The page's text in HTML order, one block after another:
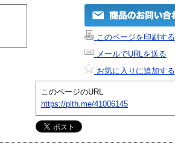
このページを印刷する
メールでURLを送る
お気に入りに追加する
このページのURL
https://plth.me/41006145